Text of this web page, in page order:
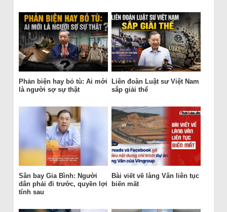
Phản biện hay bỏ tù: Ai mới
là người sợ sự thật
Liên đoàn Luật sư Việt Nam
sắp giải thể
Sân bay Gia Bình: Người
dân phải đi trước, quyền lợi
tính sau
Bài viết về làng Vân liên tục
biến mất